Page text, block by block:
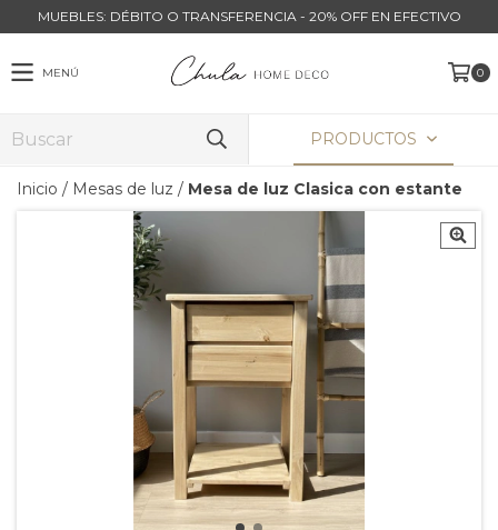
MUEBLES: DÉBITO O TRANSFERENCIA - 20% OFF EN EFECTIVO
MENÚ 0
PRODUCTOS
Inicio / Mesas de luz / Mesa de luz Clasica con estante